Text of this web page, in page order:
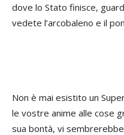
dove lo Stato finisce,
vedete l’arcobaleno e il
Non è mai esistito un
le vostre anime alle cose
sua bontà, vi